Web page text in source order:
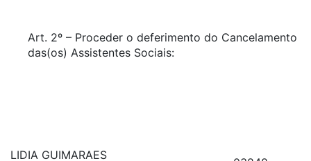
Art. 2º – Proceder o deferimento do Cancelamento
das(os) Assistentes Sociais:
LIDIA GUIMARAES